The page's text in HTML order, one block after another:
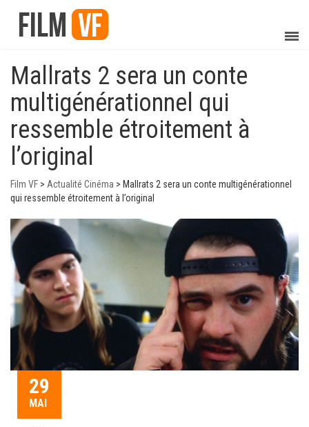
Mallrats 2 sera un conte
multigénérationnel qui
ressemble étroitement à
l’original
Film VF > Actualité Cinéma > Mallrats 2 sera un conte multigénérationnel
qui ressemble étroitement à l’original
29
MAI